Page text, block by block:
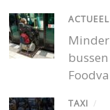
ACTUEEL
TAXI /